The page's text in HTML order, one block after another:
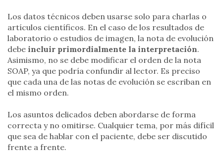
Los datos técnicos deben usarse solo para charlas o
artículos científicos. En el caso de los resultados de
laboratorio o estudios de imagen, la nota de evolución
debe incluir primordialmente la interpretación.
Asimismo, no se debe modificar el orden de la nota
SOAP, ya que podría confundir al lector. Es preciso
que cada una de las notas de evolución se escriban en
el mismo orden.
Los asuntos delicados deben abordarse de forma
correcta y no omitirse. Cualquier tema, por más difícil
que sea de hablar con el paciente, debe ser discutido
frente a frente.